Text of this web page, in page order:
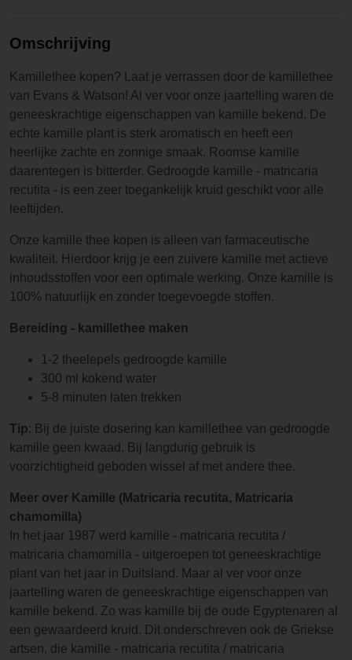
Omschrijving
Kamillethee kopen? Laat je verrassen door de kamillethee
van Evans & Watson! Al ver voor onze jaartelling waren de
geneeskrachtige eigenschappen van kamille bekend. De
echte kamille plant is sterk aromatisch en heeft een
heerlijke zachte en zonnige smaak. Roomse kamille
daarentegen is bitterder. Gedroogde kamille - matricaria
recutita - is een zeer toegankelijk kruid geschikt voor alle
leeftijden.
Onze kamille thee kopen is alleen van farmaceutische
kwaliteit. Hierdoor krijg je een zuivere kamille met actieve
inhoudsstoffen voor een optimale werking. Onze kamille is
100% natuurlijk en zonder toegevoegde stoffen.
Bereiding - kamillethee maken
1-2 theelepels gedroogde kamille
300 ml kokend water
5-8 minuten laten trekken
Tip: Bij de juiste dosering kan kamillethee van gedroogde
kamille geen kwaad. Bij langdurig gebruik is
voorzichtigheid geboden wissel af met andere thee.
Meer over Kamille (Matricaria recutita, Matricaria
chamomilla)
In het jaar 1987 werd kamille - matricaria recutita /
matricaria chamomilla - uitgeroepen tot geneeskrachtige
plant van het jaar in Duitsland. Maar al ver voor onze
jaartelling waren de geneeskrachtige eigenschappen van
kamille bekend. Zo was kamille bij de oude Egyptenaren al
een gewaardeerd kruid. Dit onderschreven ook de Griekse
artsen, die kamille - matricaria recutita / matricaria